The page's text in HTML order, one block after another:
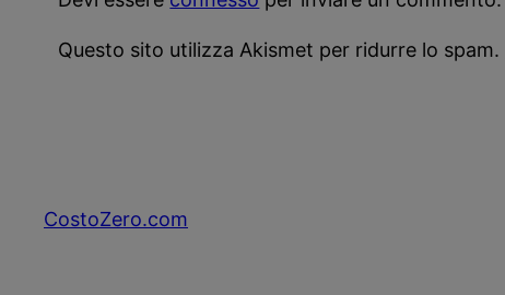
Questo sito utilizza Akismet per ridurre lo spam.
CostoZero.com